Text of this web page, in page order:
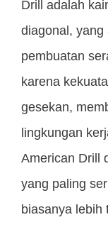
Drill adalah
diagonal, yang
pembuatan
karena
gesekan,
lingkungan
American Drill
yang paling
biasanya lebih